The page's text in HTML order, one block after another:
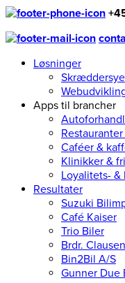
Løsninger
Apps til brancher
Caféer &
Klinikker &
Loyalitets-
Resultater
Suzuki
Café Kaiser
Trio Biler
Brdr.
Bin2Bil A/S
Gunner Due